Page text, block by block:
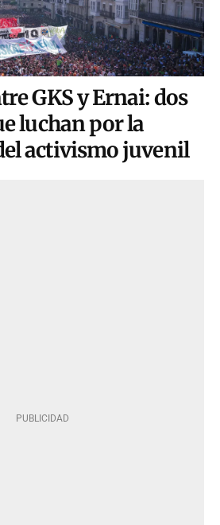
GKS y Ernai: dos
luchan por la
activismo juvenil